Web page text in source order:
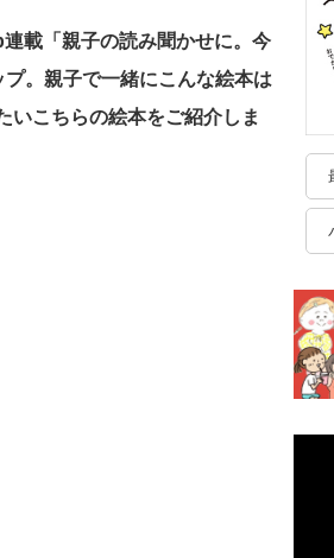
載「親子の読み聞かせに。今
。親子で一緒にこんな絵本は
いこちらの絵本をご紹介しま